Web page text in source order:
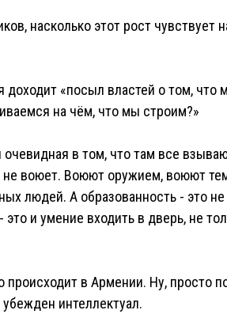
насколько этот рост чувствует
доходит «посыл властей о том, что
на чём, что мы строим?»
в том, что там все
не воюет. Воюют оружием, воюют
людей. А образованность - это не
и умение входить в дверь, не
в Армении. Ну, просто
интеллектуал.